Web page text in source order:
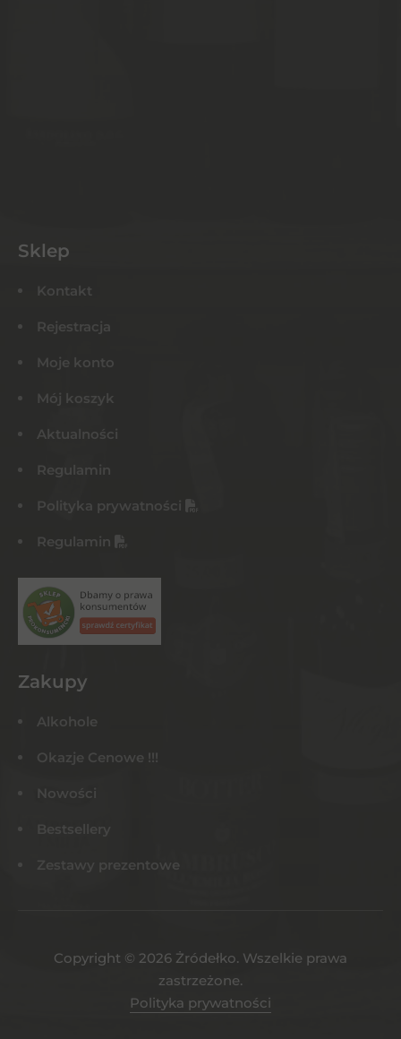
Sklep
Kontakt
Rejestracja
Moje konto
Mój koszyk
Aktualności
Regulamin
Polityka prywatności
Regulamin
Zakupy
Alkohole
Okazje Cenowe !!!
Nowości
Bestsellery
Zestawy prezentowe
Copyright © 2026 Żródełko. Wszelkie prawa
zastrzeżone.
Polityka prywatności